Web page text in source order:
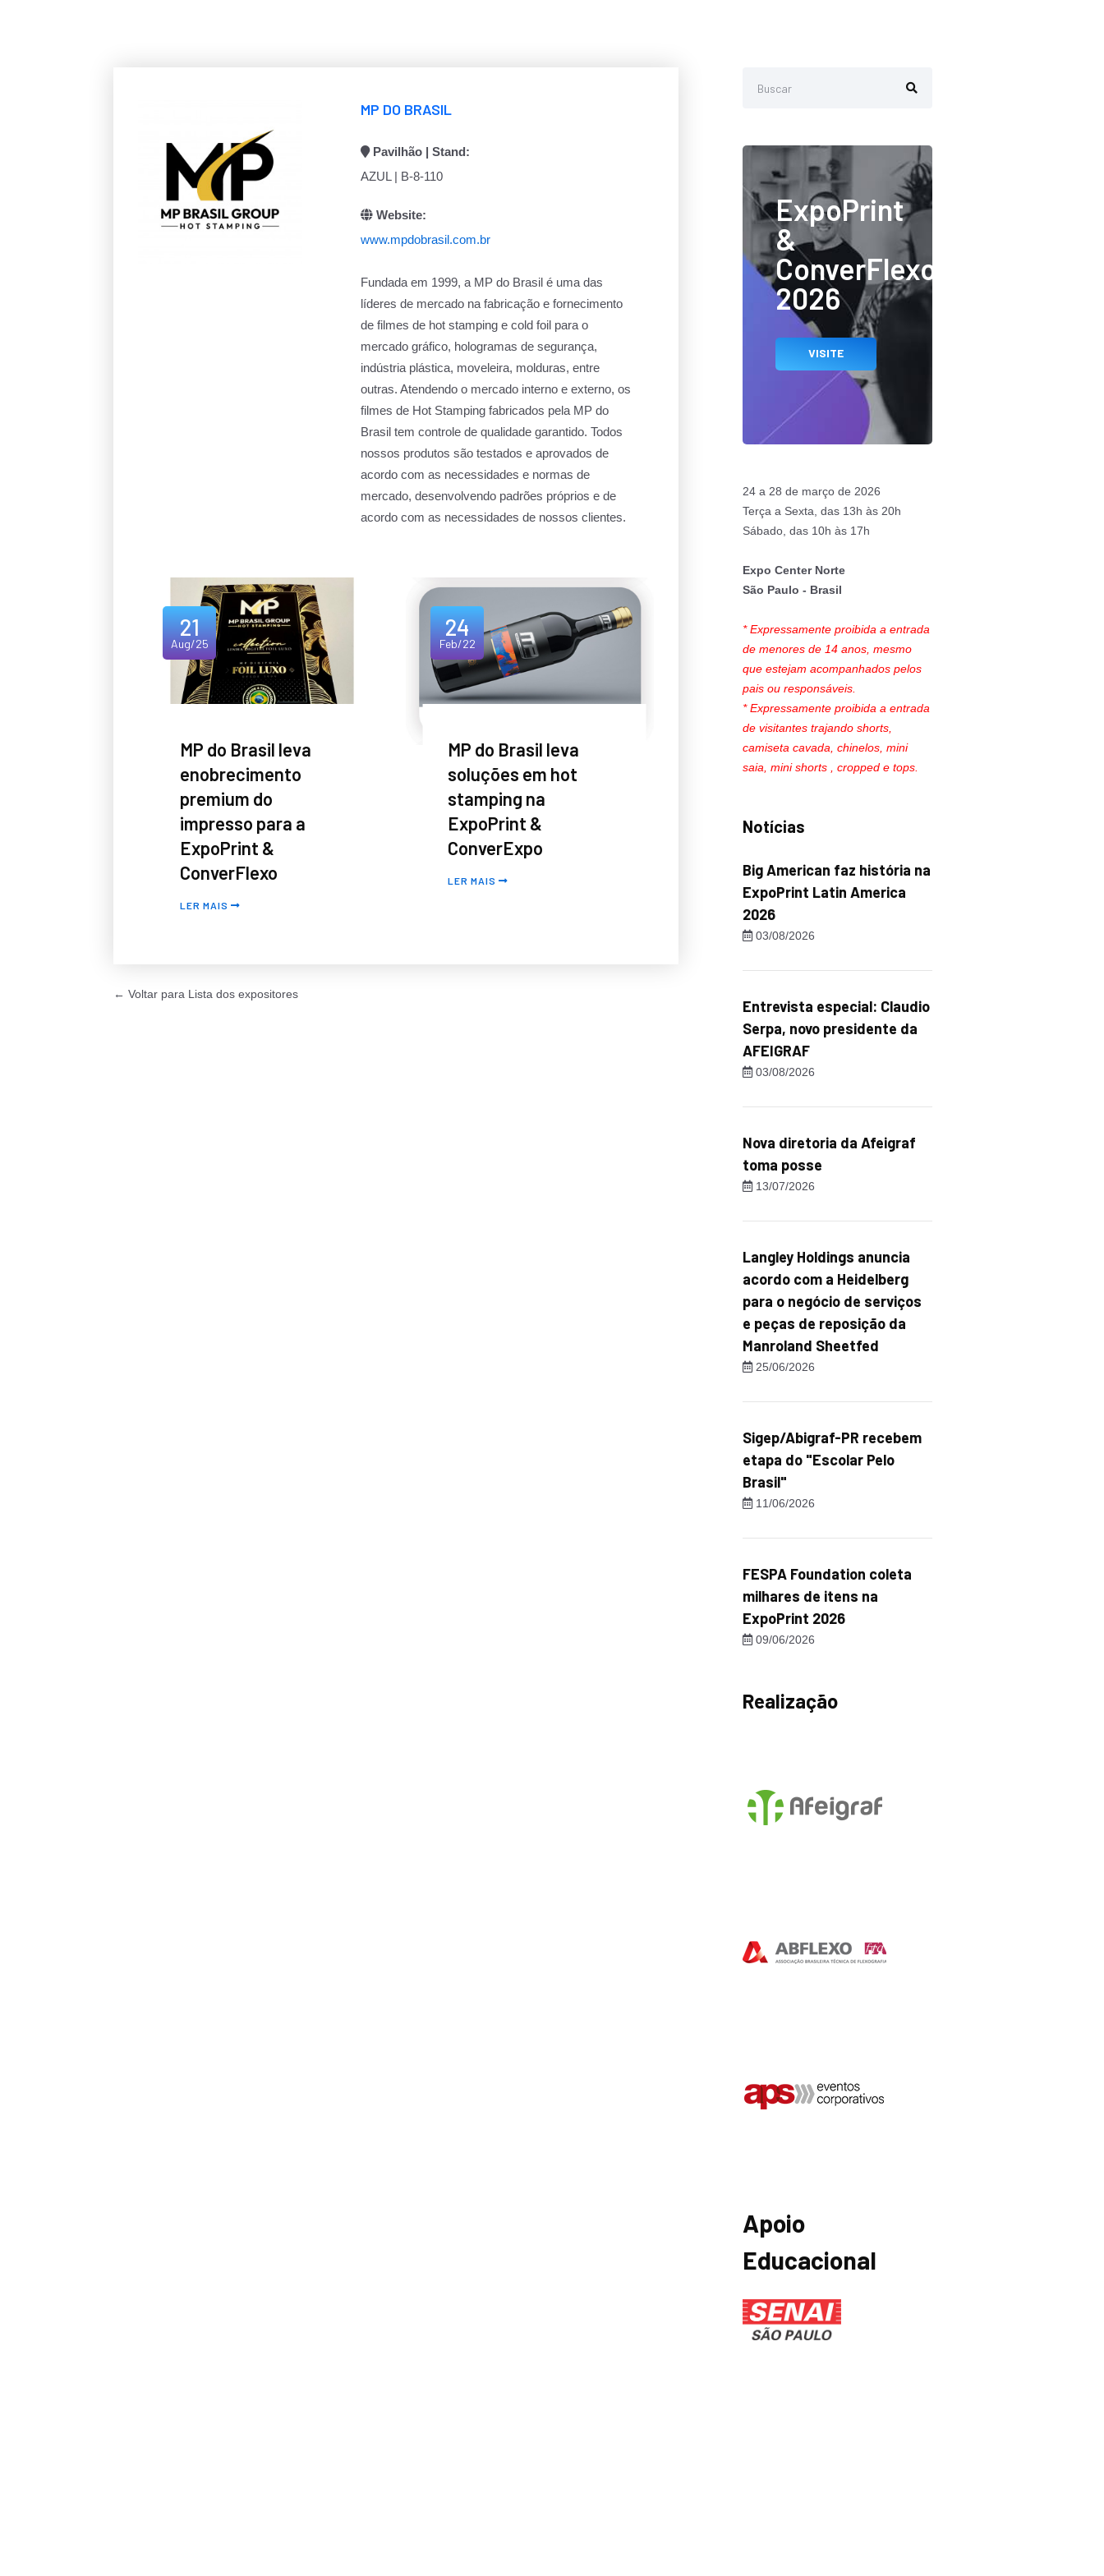
MP DO BRASIL
Pavilhão | Stand:
AZUL | B-8-110
Website:
www.mpdobrasil.com.br
Fundada em 1999, a MP do Brasil é uma das
líderes de mercado na fabricação e fornecimento
de filmes de hot stamping e cold foil para o
mercado gráfico, hologramas de segurança,
indústria plástica, moveleira, molduras, entre
outras. Atendendo o mercado interno e externo, os
filmes de Hot Stamping fabricados pela MP do
Brasil tem controle de qualidade garantido. Todos
nossos produtos são testados e aprovados de
acordo com as necessidades e normas de
mercado, desenvolvendo padrões próprios e de
acordo com as necessidades de nossos clientes.
21
Aug/25
MP do Brasil leva
enobrecimento
premium do
impresso para a
ExpoPrint &
ConverFlexo
LER MAIS
24
Feb/22
MP do Brasil leva
soluções em hot
stamping na
ExpoPrint &
ConverExpo
LER MAIS
← Voltar para Lista dos expositores
ExpoPrint
&
ConverFlexo
2026
VISITE
24 a 28 de março de 2026
Terça a Sexta, das 13h às 20h
Sábado, das 10h às 17h
Expo Center Norte
São Paulo - Brasil
* Expressamente proibida a entrada
de menores de 14 anos, mesmo
que estejam acompanhados pelos
pais ou responsáveis.
* Expressamente proibida a entrada
de visitantes trajando shorts,
camiseta cavada, chinelos, mini
saia, mini shorts , cropped e tops.
Notícias
Big American faz história na
ExpoPrint Latin America
2026
03/08/2026
Entrevista especial: Claudio
Serpa, novo presidente da
AFEIGRAF
03/08/2026
Nova diretoria da Afeigraf
toma posse
13/07/2026
Langley Holdings anuncia
acordo com a Heidelberg
para o negócio de serviços
e peças de reposição da
Manroland Sheetfed
25/06/2026
Sigep/Abigraf-PR recebem
etapa do "Escolar Pelo
Brasil"
11/06/2026
FESPA Foundation coleta
milhares de itens na
ExpoPrint 2026
09/06/2026
Realização
Apoio
Educacional